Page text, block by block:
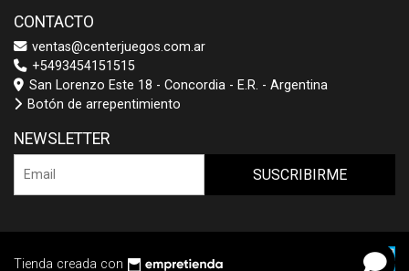
CONTACTO
ventas@centerjuegos.com.ar
+5493454151515
San Lorenzo Este 18 - Concordia - E.R. - Argentina
Botón de arrepentimiento
NEWSLETTER
SUSCRIBIRME
Tienda creada con